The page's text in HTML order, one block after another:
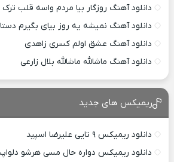
دانلود آهنگ روزگار بیا مردم واسه قلب
دانلود آهنگ نمیشه یه روز بیای بگیرم
دانلود آهنگ عشق اولم کسری زاهدی
دانلود آهنگ ماشالله ماشالله بلال زارعی
ریمیکس های جدید
دانلود ریمیکس ۹ تایی علیرضا اسپید
دانلود ریمیکس دواره حال مسی هرشو